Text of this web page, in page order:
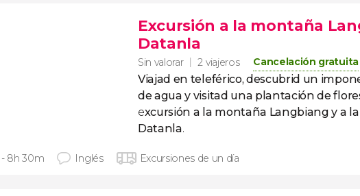
Excursión a la montaña
Datanla
Sin valorar 2 viajeros Cancelación gratuita
Viajad en teleférico, descubrid un
de agua y visitad una plantación de
excursión a la montaña Langbiang y a la
Datanla.
8h 30m Inglés Excursiones de un día